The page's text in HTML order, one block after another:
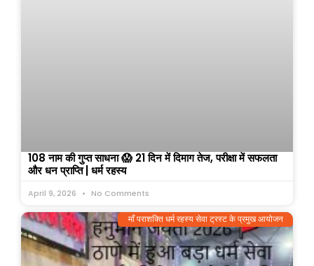
108 नाम की गुप्त साधना 😱 21 दिन में दिमाग तेज, परीक्षा में सफलता
और धन प्राप्ति | धर्म रहस्य
April 9, 2026 No Comments
माँ पराशक्ति धर्म रहस्य सेवा ट्रस्ट के प्रमुख आयोजन